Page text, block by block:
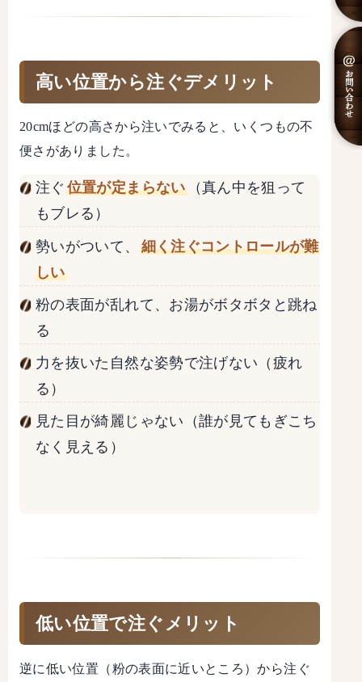
高い位置から注ぐデメリット
20cmほどの高さから注いでみると、いくつもの不
便さがありました。
注ぐ 位置が定まらない（真ん中を狙って
もブレる）
勢いがついて、 細く注ぐコントロールが難
しい
粉の表面が乱れて、お湯がボタボタと跳ね
る
力を抜いた自然な姿勢で注げない（疲れ
る）
見た目が綺麗じゃない（誰が見てもぎこち
なく見える）
低い位置で注ぐメリット
逆に低い位置（粉の表面に近いところ）から注ぐ